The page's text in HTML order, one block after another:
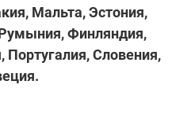
Мальта, Эстония,
Финляндия,
Португалия, Словения,